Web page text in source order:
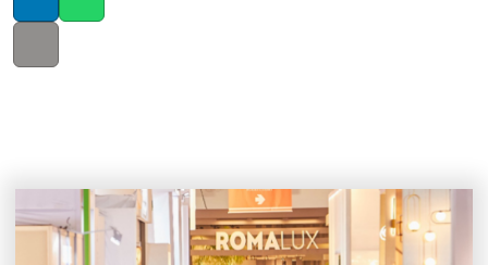
LinkedInWhatsapp
Copy link